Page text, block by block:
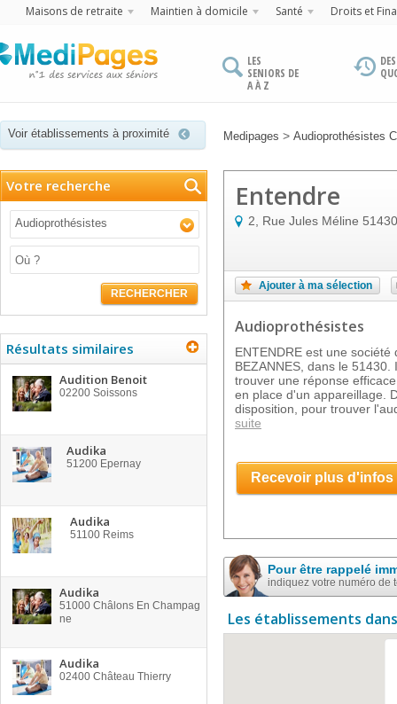
Maisons de retraite Maintien à domicile Santé Droits et
LES
SENIORS DE
A À Z
Voir établissements à proximité Medipages > Audioprothésistes
Votre recherche
Audioprothésistes
RECHERCHER
Résultats similaires
Audition Benoit
02200 Soissons
Audika
51200 Epernay
Audika
51100 Reims
Audika
51000 Châlons En Champag
ne
Audika
02400 Château Thierry
Entendre
2, Rue Jules Méline 51430
Ajouter à ma sélection
Audioprothésistes
ENTENDRE est une
BEZANNES, dans le
trouver une réponse
en place d'un appareillage.
disposition, pour trouver
suite
Recevoir plus d'infos
Pour être rappelé
indiquez votre numéro de
Les établissements